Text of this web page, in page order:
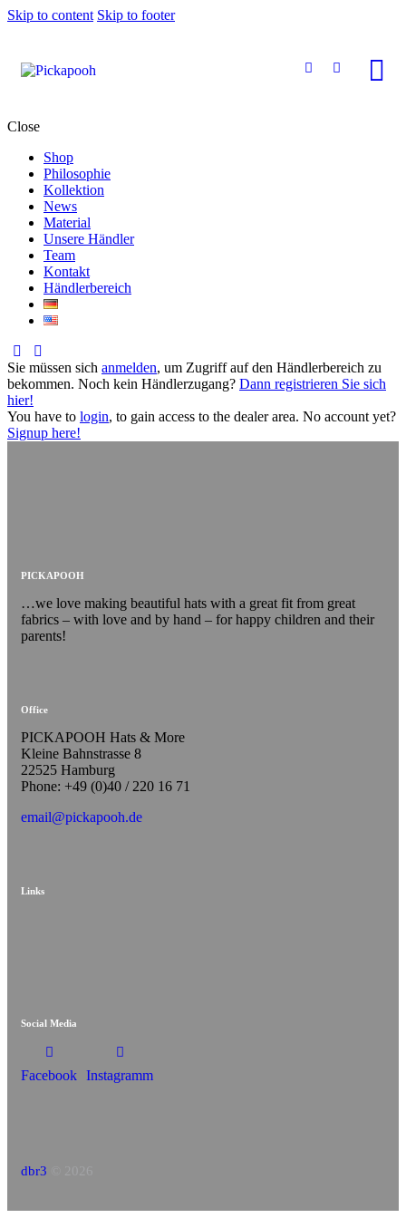
Skip to content Skip to footer
Close
Shop
Philosophie
Kollektion
News
Material
Unsere Händler
Team
Kontakt
Händlerbereich
Sie müssen sich anmelden, um Zugriff auf den Händlerbereich zu
bekommen. Noch kein Händlerzugang? Dann registrieren Sie sich
hier!
You have to login, to gain access to the dealer area. No account yet?
Signup here!
PICKAPOOH
…we love making beautiful hats with a great fit from great
fabrics – with love and by hand – for happy children and their
parents!
Office
PICKAPOOH Hats & More
Kleine Bahnstrasse 8
22525 Hamburg
Phone: +49 (0)40 / 220 16 71
email@pickapooh.de
Links
Social Media
Facebook Instagramm
dbr3